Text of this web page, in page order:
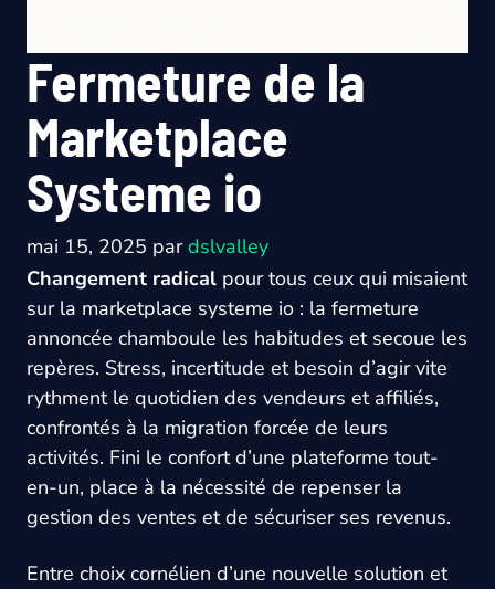
Fermeture de la
Marketplace
Systeme io
mai 15, 2025 pardslvalley
Changement radical pour tous ceux qui misaient
sur la marketplace systeme io : la fermeture
annoncée chamboule les habitudes et secoue les
repères. Stress, incertitude et besoin d’agir vite
rythment le quotidien des vendeurs et affiliés,
confrontés à la migration forcée de leurs
activités. Fini le confort d’une plateforme tout-
en-un, place à la nécessité de repenser la
gestion des ventes et de sécuriser ses revenus.
Entre choix cornélien d’une nouvelle solution et